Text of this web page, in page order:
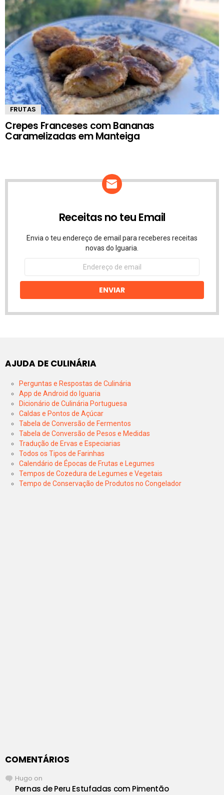
FRUTAS
Crepes Franceses com Bananas
Caramelizadas em Manteiga
Receitas no teu Email
Envia o teu endereço de email para receberes receitas
novas do Iguaria.
Endereço
email
ENVIAR
AJUDA DE CULINÁRIA
Perguntas e Respostas de Culinária
App de Android do Iguaria
Dicionário de Culinária Portuguesa
Caldas e Pontos de Açúcar
Tabela de Conversão de Fermentos
Tabela de Conversão de Pesos e Medidas
Tradução de Ervas e Especiarias
Todos os Tipos de Farinhas
Calendário de Épocas de Frutas e Legumes
Tempos de Cozedura de Legumes e Vegetais
Tempo de Conservação de Produtos no Congelador
COMENTÁRIOS
Hugo on
Pernas de Peru Estufadas com Pimentão